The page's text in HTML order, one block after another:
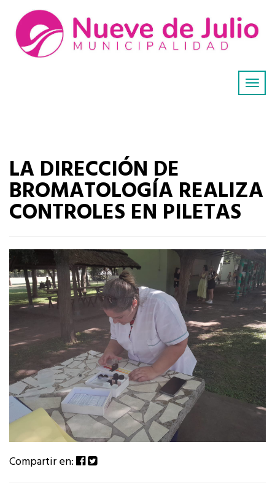
LA DIRECCIÓN DE
BROMATOLOGÍA REALIZA
CONTROLES EN PILETAS
Compartir en: